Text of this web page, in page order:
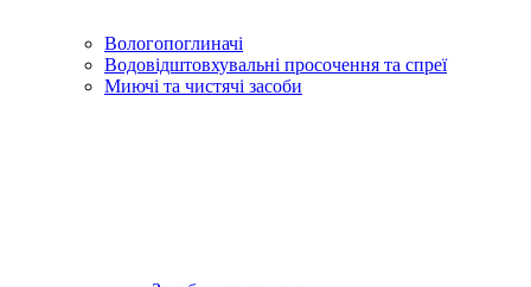
Вологопоглиначі
Водовідштовхувальні просочення та спреї
Миючі та чистячі засоби